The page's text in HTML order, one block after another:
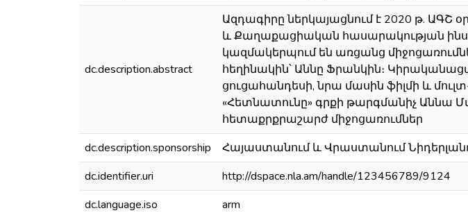
dc.description.abstract
Ազդագիրը ներկայացնում է 2020 թ.
և Քաղաքացիական հասարակության
կազմակերպում են առցանց
հեղինակին՝ Աննը Ֆրանկին։
ցուցահանդեսի, նրա մասին ֆիլմի և
«Հետնատունը» գրքի թարգմանիչ Աննա
հետաքրքրաշարժ միջոցառումներ
dc.description.sponsorship
Հայաստանում և Վրաստանում
dc.identifier.uri
http://dspace.nla.am/handle/123456789/9124
dc.language.iso
arm